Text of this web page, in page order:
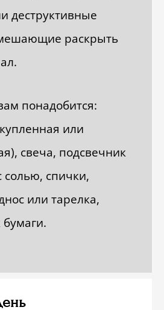
деструктивные
раскрыть
понадобится:
или
свеча, подсвечник
солью, спички,
или тарелка,
бумаги.